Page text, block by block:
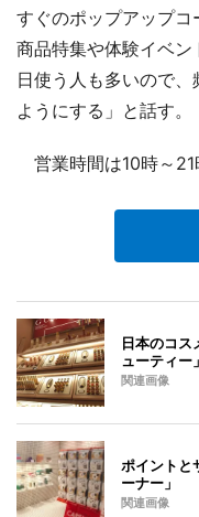
すぐのポップアップ
商品特集や体験イベ
日使う人も多いので
ようにする」と話す。
営業時間は10時～21
日本のコス
ューティー」
関連画像
ポイントと
ーナー」
関連画像